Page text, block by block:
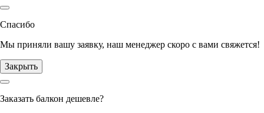
Спасибо
Мы приняли вашу заявку, наш менеджер скоро с вами свяжется!
Закрыть
Заказать балкон дешевле?